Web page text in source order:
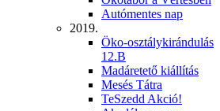
Autómentes nap
2019.
Öko-osztálykirándulás
12.B
Madáretető kiállítás
Mesés Tátra
TeSzedd Akció!